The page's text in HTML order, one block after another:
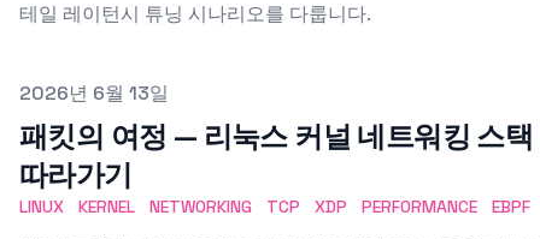
테일 레이턴시 튜닝 시나리오를 다룹니다.
Published on
2026년 6월 13일
패킷의 여정 — 리눅스 커널 네트워킹 스택
따라가기
LINUX KERNEL NETWORKING TCP XDP PERFORMANCE EBPF